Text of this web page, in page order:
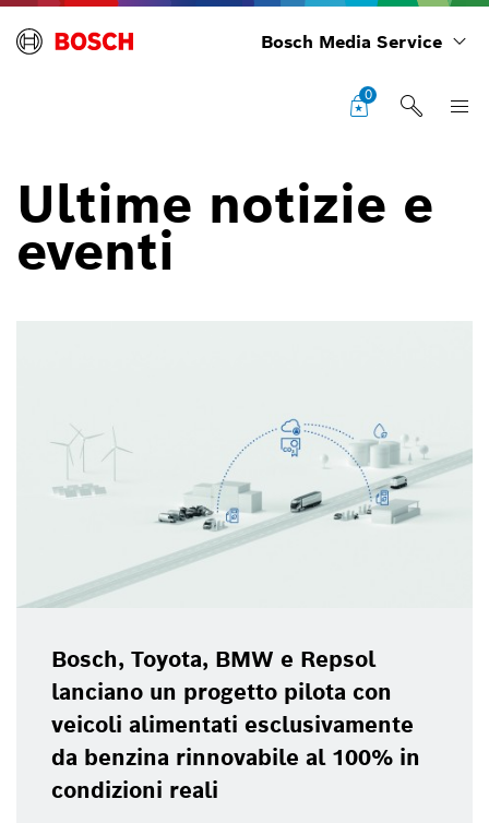
Bosch Media Service
0
Ultime notizie e
eventi
Bosch, Toyota, BMW e Repsol
lanciano un progetto pilota con
veicoli alimentati esclusivamente
da benzina rinnovabile al 100% in
condizioni reali